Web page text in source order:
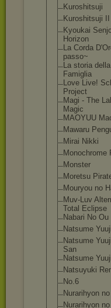
Kuroshitsuji
Kuroshitsuji II
Kyoukai
Horizon
La Corda
passo~
La storia
Famiglia
Love Live!
Project
Magi - The
Magic
MAOYUU
Mawaru
Mirai Nikki
Monochrome
Monster
Moretsu
Mouryou no
Muv-Luv
Total Eclipse
Nabari No Ou
Natsume
Natsume
San
Natsume
Natsuyuki
No.6
Nurarihyon
Nurarihyon